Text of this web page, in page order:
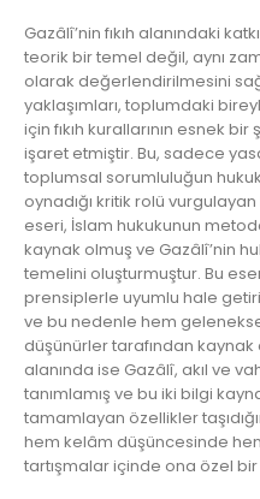
Gazâlî’nin fıkıh alanındaki
teorik bir temel değil, aynı
olarak değerlendirilmesini
yaklaşımları, toplumdaki
için fıkıh kurallarının esnek
işaret etmiştir. Bu, sadece
toplumsal sorumluluğun
oynadığı kritik rolü vurgulayan
eseri, İslam hukukunun
kaynak olmuş ve Gazâlî’nin
temelini oluşturmuştur. Bu
prensiplerle uyumlu hale
ve bu nedenle hem
düşünürler tarafından kaynak
alanında ise Gazâlî, akıl ve
tanımlamış ve bu iki bilgi
tamamlayan özellikler
hem kelâm düşüncesinde
tartışmalar içinde ona özel bir